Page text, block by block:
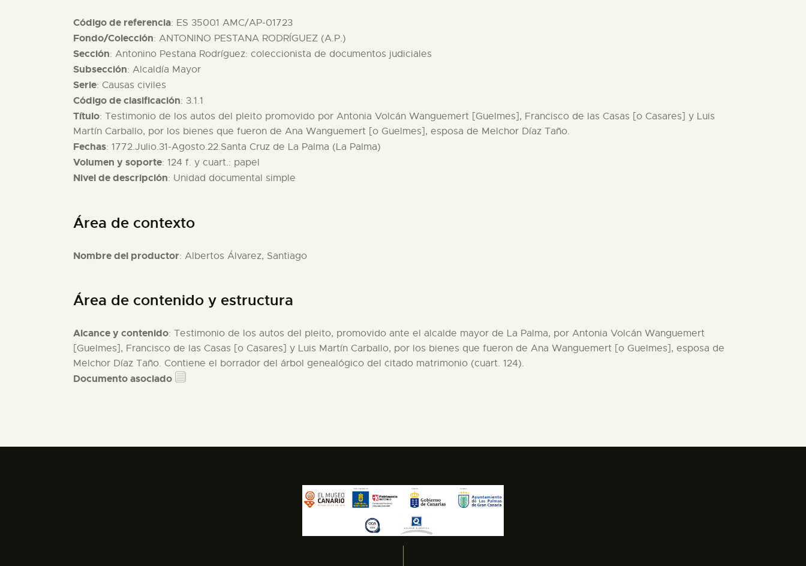
Código de referencia: ES 35001 AMC/AP-01723
Fondo/Colección: ANTONINO PESTANA RODRÍGUEZ (A.P.)
Sección: Antonino Pestana Rodríguez: coleccionista de documentos judiciales
Subsección: Alcaldía Mayor
Serie: Causas civiles
Código de clasificación: 3.1.1
Título: Testimonio de los autos del pleito promovido por Antonia Volcán Wanguemert [Guelmes], Francisco de las Casas [o Casares] y Luis
Martín Carballo, por los bienes que fueron de Ana Wanguemert [o Guelmes], esposa de Melchor Díaz Taño.
Fechas: 1772.Julio.31-Agosto.22.Santa Cruz de La Palma (La Palma)
Volumen y soporte: 124 f. y cuart.: papel
Nivel de descripción: Unidad documental simple
Área de contexto
Nombre del productor: Albertos Álvarez, Santiago
Área de contenido y estructura
Alcance y contenido: Testimonio de los autos del pleito, promovido ante el alcalde mayor de La Palma, por Antonia Volcán Wanguemert
[Guelmes], Francisco de las Casas [o Casares] y Luis Martín Carballo, por los bienes que fueron de Ana Wanguemert [o Guelmes], esposa de
Melchor Díaz Taño. Contiene el borrador del árbol genealógico del citado matrimonio (cuart. 124).
Documento asociado